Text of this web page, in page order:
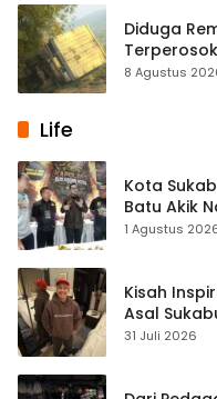
Diduga
8 Agustus
Life
Kota
Batu Akik
1 Agustus
Kisah
Asal
Streaming
31 Juli 2026